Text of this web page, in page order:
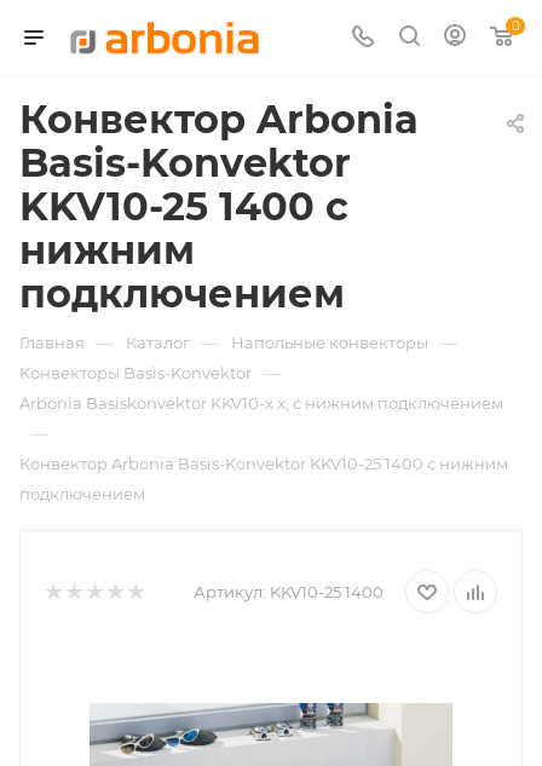
0
Конвектор Arbonia
Basis-Konvektor
KKV10-25 1400 с
нижним
подключением
Главная — Каталог — Напольные конвекторы —
Конвекторы Basis-Konvektor —
Arbonia Basiskonvektor KKV10-х x, с нижним подключением
—
Конвектор Arbonia Basis-Konvektor KKV10-25 1400 с нижним
подключением
Артикул: KKV10-25 1400